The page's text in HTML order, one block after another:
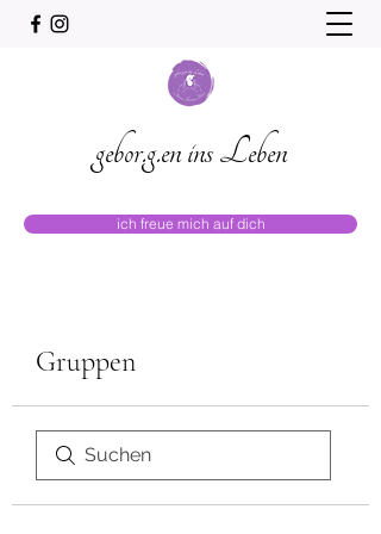
gebor.g.en ins Leben
ich freue mich auf dich
Gruppen